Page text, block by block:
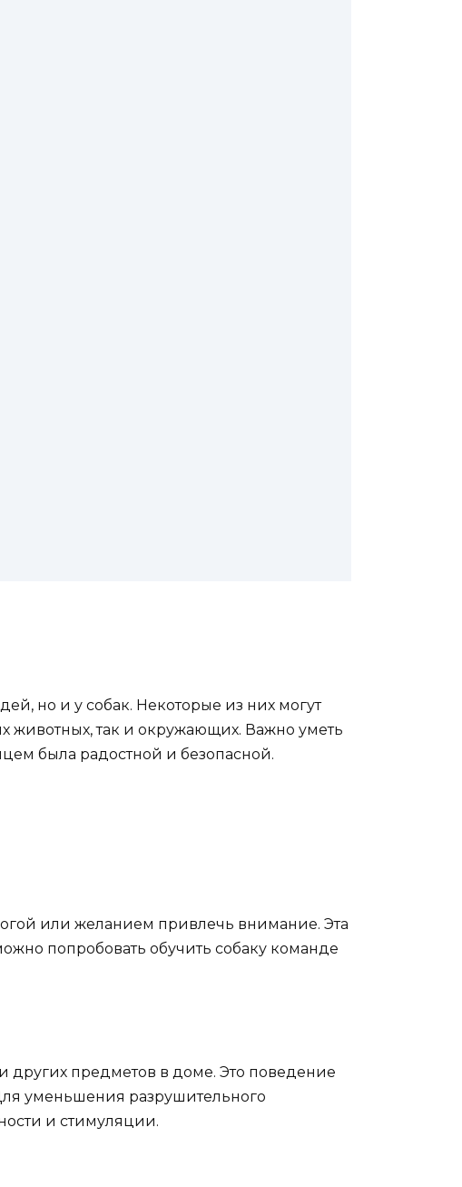
но и у собак. Некоторые из них могут
животных, так и окружающих. Важно уметь
была радостной и безопасной.
или желанием привлечь внимание. Эта
попробовать обучить собаку команде
других предметов в доме. Это поведение
уменьшения разрушительного
и стимуляции.